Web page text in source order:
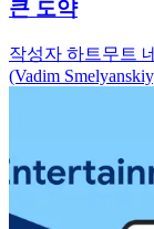
큰 도약
작성자 하트무트
(Vadim